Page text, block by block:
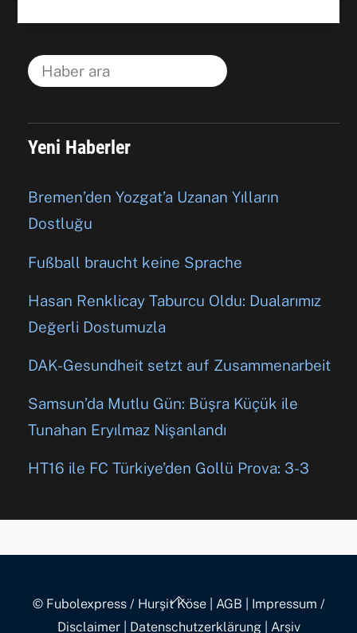
Yeni Haberler
Bremen’den Yozgat’a Uzanan Yılların
Dostluğu
Fußball braucht keine Sprache
Hasan Renklicay Taburcu Oldu: Dualarımız
Değerli Dostumuzla
DAK-Gesundheit setzt auf Zusammenarbeit
Samsun’da Mutlu Gün: Büşra Küçük ile
Tunahan Eryılmaz Nişanlandı
HT16 ile FC Türkiye’den Gollü Prova: 3-3
Back
To
© Fubolexpress / Hurşit Köse| AGB
Impressum /
Disclaimer| Datenschutzerklärung| Arşiv